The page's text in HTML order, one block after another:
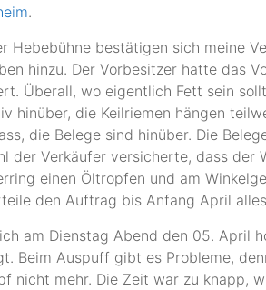
.
Hebebühne bestätigen sich meine
hinzu. Der Vorbesitzer hatte das
Überall, wo eigentlich Fett sein
hinüber, die Keilriemen hängen
die Belege sind hinüber. Die
der Verkäufer versicherte, dass der
einen Öltropfen und am
den Auftrag bis Anfang April
am Dienstag Abend den 05. April
Beim Auspuff gibt es Probleme,
nicht mehr. Die Zeit war zu knapp,